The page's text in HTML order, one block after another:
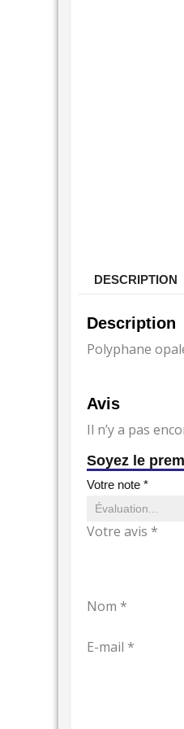
DESCRIPTION
Description
Polyphane
Avis
Il n’y a pas
Soyez le
Votre note *
Votre avis *
Nom *
E-mail *